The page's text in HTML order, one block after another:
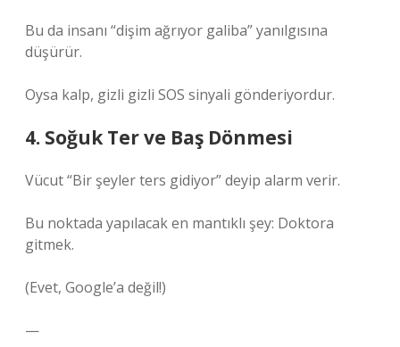
Bu da insanı “dişim ağrıyor galiba” yanılgısına
düşürür.
Oysa kalp, gizli gizli SOS sinyali gönderiyordur.
4. Soğuk Ter ve Baş Dönmesi
Vücut “Bir şeyler ters gidiyor” deyip alarm verir.
Bu noktada yapılacak en mantıklı şey: Doktora
gitmek.
(Evet, Google’a değil!)
—